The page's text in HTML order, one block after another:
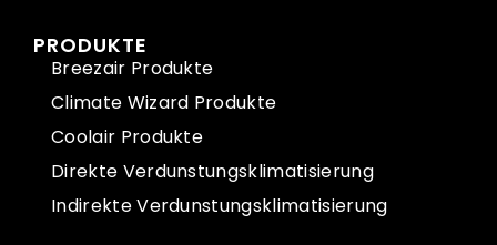
PRODUKTE
Breezair Produkte
Climate Wizard Produkte
Coolair Produkte
Direkte Verdunstungsklimatisierung
Indirekte Verdunstungsklimatisierung